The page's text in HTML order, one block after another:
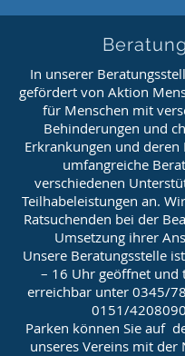
Beratung
In unserer
gefördert von Aktion
für Menschen mit
Behinderungen und
Erkrankungen und deren
umfangreiche
verschiedenen
Teilhabeleistungen an.
Ratsuchenden bei der
Umsetzung ihrer
Unsere Beratungsstelle
– 16 Uhr geöffnet und
erreichbar unter 0345/
0151/
Parken können Sie auf
unseres Vereins mit der